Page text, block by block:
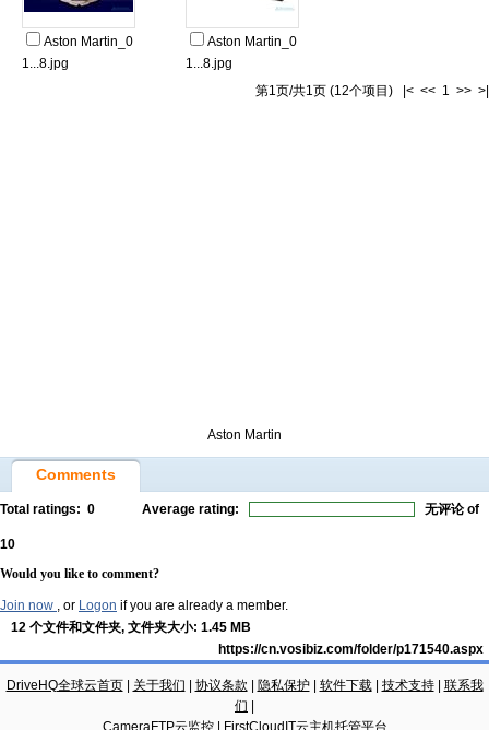
Aston Martin_0
1...8.jpg
Aston Martin_0
1...8.jpg
第1页/共1页 (12个项目) |< << 1 >> >|
Aston Martin
Comments
Total ratings: 0 Average rating: 无评论of
10
Would you like to comment?
Join now , or Logon if you are already a member.
12 个文件和文件夹, 文件夹大小: 1.45 MB
https://cn.vosibiz.com/folder/p171540.aspx
DriveHQ全球云首页| 关于我们 协议条款 隐私保护| 软件下载| 技术支持| 联系我
们
CameraFTP云监控| FirstCloudIT云主机托管平台